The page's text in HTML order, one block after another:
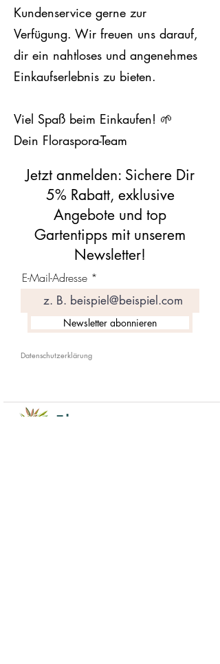
Kundenservice gerne zur
Verfügung. Wir freuen uns darauf,
dir ein nahtloses und angenehmes
Einkaufserlebnis zu bieten.
Viel Spaß beim Einkaufen! 🌱
Dein Floraspora-Team
Jetzt anmelden: Sichere Dir
5% Rabatt, exklusive
Angebote und top
Gartentipps mit unserem
Newsletter!
E-Mail-Adresse
Newsletter abonnieren
Datenschutzerklärung
Floraspora